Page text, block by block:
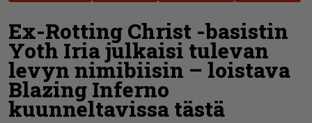
Ex-Rotting Christ -basistin
Yoth Iria julkaisi tulevan
levyn nimibiisin – loistava
Blazing Inferno
kuunneltavissa tästä